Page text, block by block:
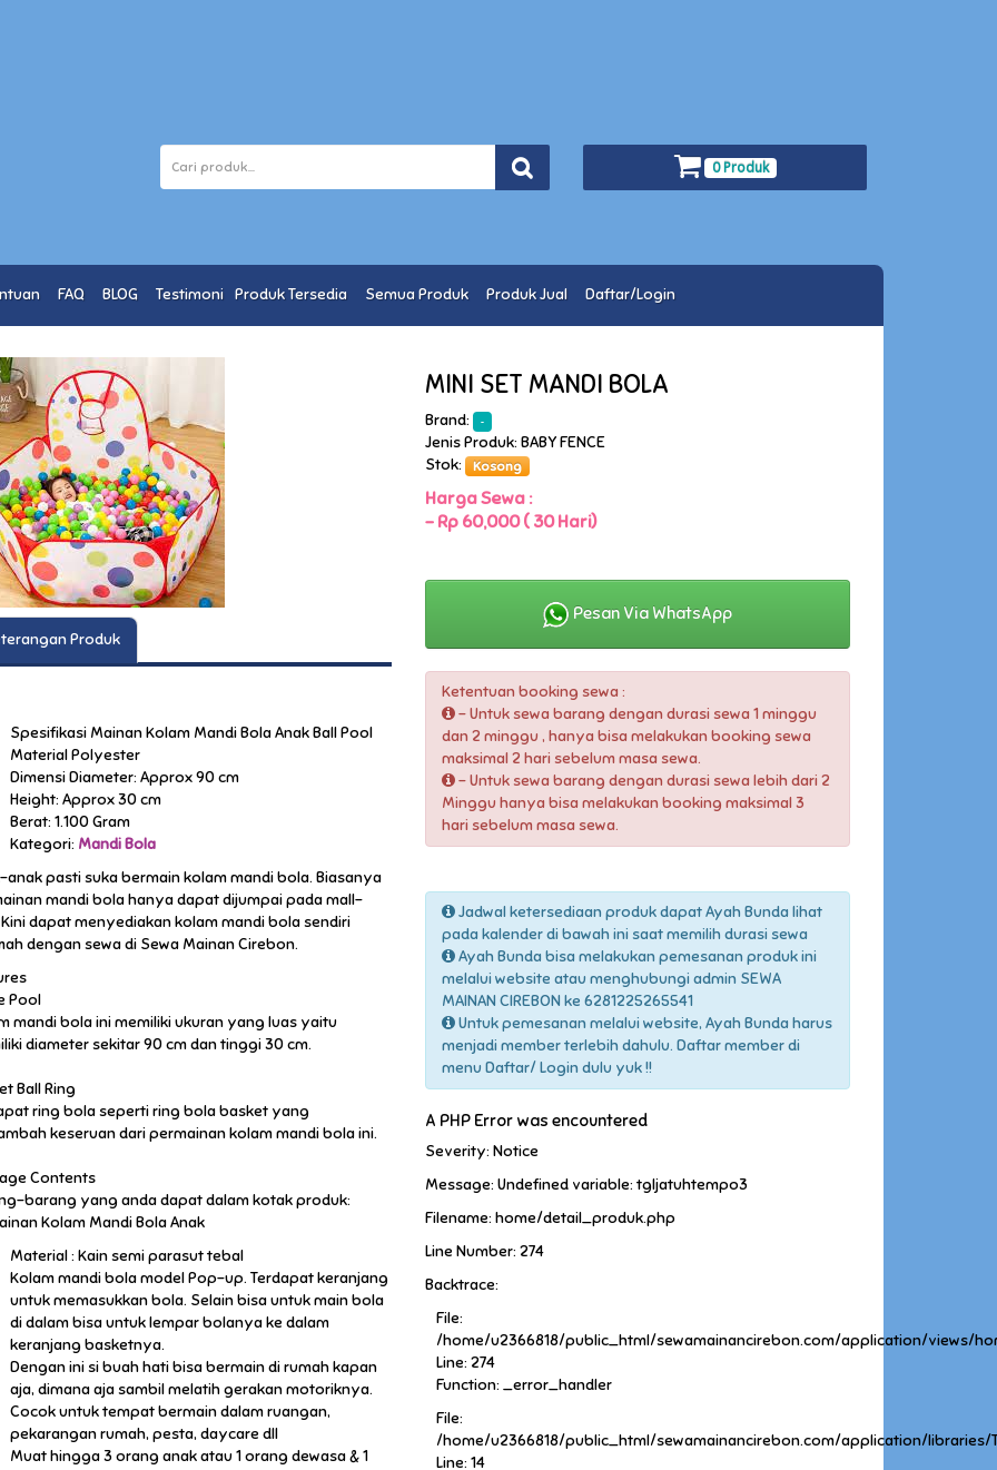
0 Produk
FAQ BLOG Testimoni Produk Tersedia Semua Produk Produk Jual Daftar/Login
Produk
Spesifikasi Mainan Kolam Mandi Bola Anak Ball Pool
Material Polyester
Dimensi Diameter: Approx 90 cm
Height: Approx 30 cm
Berat: 1.100 Gram
Kategori: Mandi Bola
anak pasti suka bermain kolam mandi bola. Biasanya
mandi bola hanya dapat dijumpai pada mall-
dapat menyediakan kolam mandi bola sendiri
dengan sewa di Sewa Mainan Cirebon.
Pool
mandi bola ini memiliki ukuran yang luas yaitu
diameter sekitar 90 cm dan tinggi 30 cm.
Ball Ring
ring bola seperti ring bola basket yang
keseruan dari permainan kolam mandi bola ini.
Contents
barang yang anda dapat dalam kotak produk:
Kolam Mandi Bola Anak
Material : Kain semi parasut tebal
Kolam mandi bola model Pop-up. Terdapat keranjang
untuk memasukkan bola. Selain bisa untuk main bola
di dalam bisa untuk lempar bolanya ke dalam
keranjang basketnya.
Dengan ini si buah hati bisa bermain di rumah kapan
aja, dimana aja sambil melatih gerakan motoriknya.
Cocok untuk tempat bermain dalam ruangan,
pekarangan rumah, pesta, daycare dll
Muat hingga 3 orang anak atau 1 orang dewasa & 1
MINI SET MANDI BOLA
Brand: -
Jenis Produk: BABY FENCE
Stok:
Kosong
Harga Sewa :
- Rp 60,000 ( 30 Hari)
Pesan Via WhatsApp
Ketentuan booking sewa :
- Untuk sewa barang dengan durasi sewa 1 minggu
dan 2 minggu , hanya bisa melakukan booking sewa
maksimal 2 hari sebelum masa sewa.
- Untuk sewa barang dengan durasi sewa lebih dari 2
Minggu hanya bisa melakukan booking maksimal 3
hari sebelum masa sewa.
Jadwal ketersediaan produk dapat Ayah Bunda lihat
pada kalender di bawah ini saat memilih durasi sewa
Ayah Bunda bisa melakukan pemesanan produk ini
melalui website atau menghubungi admin SEWA
MAINAN CIREBON ke 6281225265541
Untuk pemesanan melalui website, Ayah Bunda harus
menjadi member terlebih dahulu. Daftar member di
menu Daftar/ Login dulu yuk !!
A PHP Error was encountered
Severity: Notice
Message: Undefined variable: tgljatuhtempo3
Filename: home/detail_produk.php
Line Number: 274
Backtrace:
File:
/home/u2366818/public_html/sewamainancirebon.com/application/views/
Line: 274
Function: _error_handler
File:
/home/u2366818/public_html/sewamainancirebon.com/application/libraries/
Line: 14